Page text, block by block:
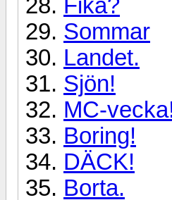
Fika?
Sommar
Landet.
Sjön!
MC-
Boring!
DÄCK!
Borta.